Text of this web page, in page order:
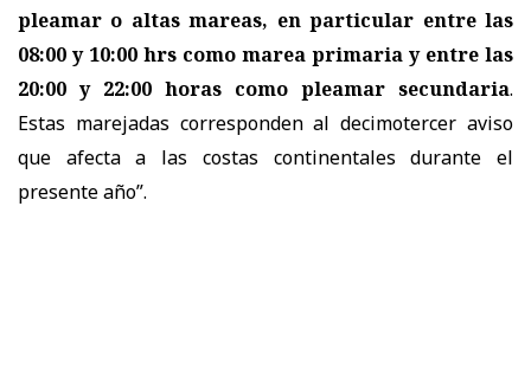
pleamar o altas mareas, en particular entre las
08:00 y 10:00 hrs como marea primaria y entre las
20:00 y 22:00 horas como pleamar secundaria.
Estas marejadas corresponden al decimotercer aviso
que afecta a las costas continentales durante el
presente año”.